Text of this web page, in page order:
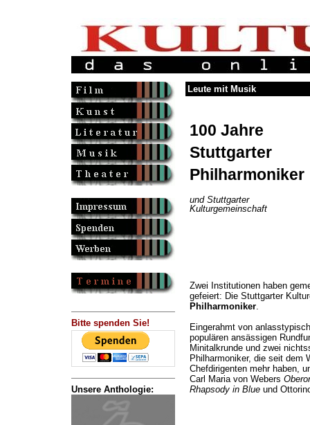
Bitte spenden Sie!
Unsere Anthologie:
Leute mit Musik
100 Jahre
Stuttgarter
Philharmoniker
und Stuttgarter
Kulturgemeinschaft
Zwei Institutionen haben
gefeiert: Die Stuttgarter
Philharmoniker.
Eingerahmt von
populären ansässigen
Minitalkrunde und zwei
Philharmoniker, die seit dem
Chefdirigenten mehr haben,
Carl Maria von Webers
Rhapsody in Blueund